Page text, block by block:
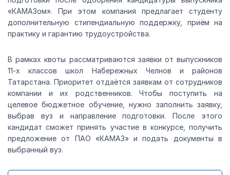
«КАМАЗом». При этом компания предлагает студенту
дополнительную стипендиальную поддержку, приём на
практику и гарантию трудоустройства.
В рамках квоты рассматриваются заявки от выпускников
11-х классов школ Набережных Челнов и районов
Татарстана. Приоритет отдаётся заявкам от сотрудников
компании и их родственников. Чтобы поступить на
целевое бюджетное обучение, нужно заполнить заявку,
выбрав вуз и направление подготовки. После этого
кандидат сможет принять участие в конкурсе, получить
предложение от ПАО «КАМАЗ» и подать документы в
выбранный вуз.